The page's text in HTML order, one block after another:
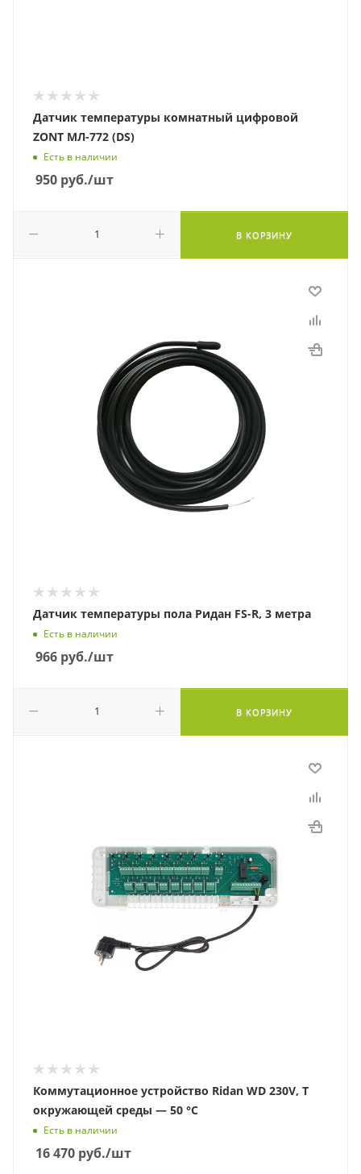
Датчик температуры комнатный цифровой
ZONT МЛ-772 (DS)
Есть в наличии
950 руб./шт
В КОРЗИНУ
Датчик температуры пола Ридан FS-R, 3 метра
Есть в наличии
966 руб./шт
В КОРЗИНУ
Коммутационное устройство Ridan WD 230V, T
окружающей среды — 50 °С
Есть в наличии
16 470 руб./шт